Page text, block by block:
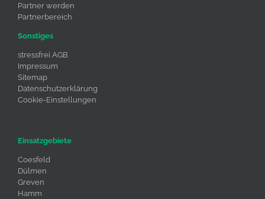
Partner werden
Partnerbereich
Sonstiges
stressfrei AGB
Impressum
Sitemap
Datenschutzerklärung
Cookie-Einstellungen
Einsatzgebiete
Coesfeld
Dülmen
Greven
Hamm